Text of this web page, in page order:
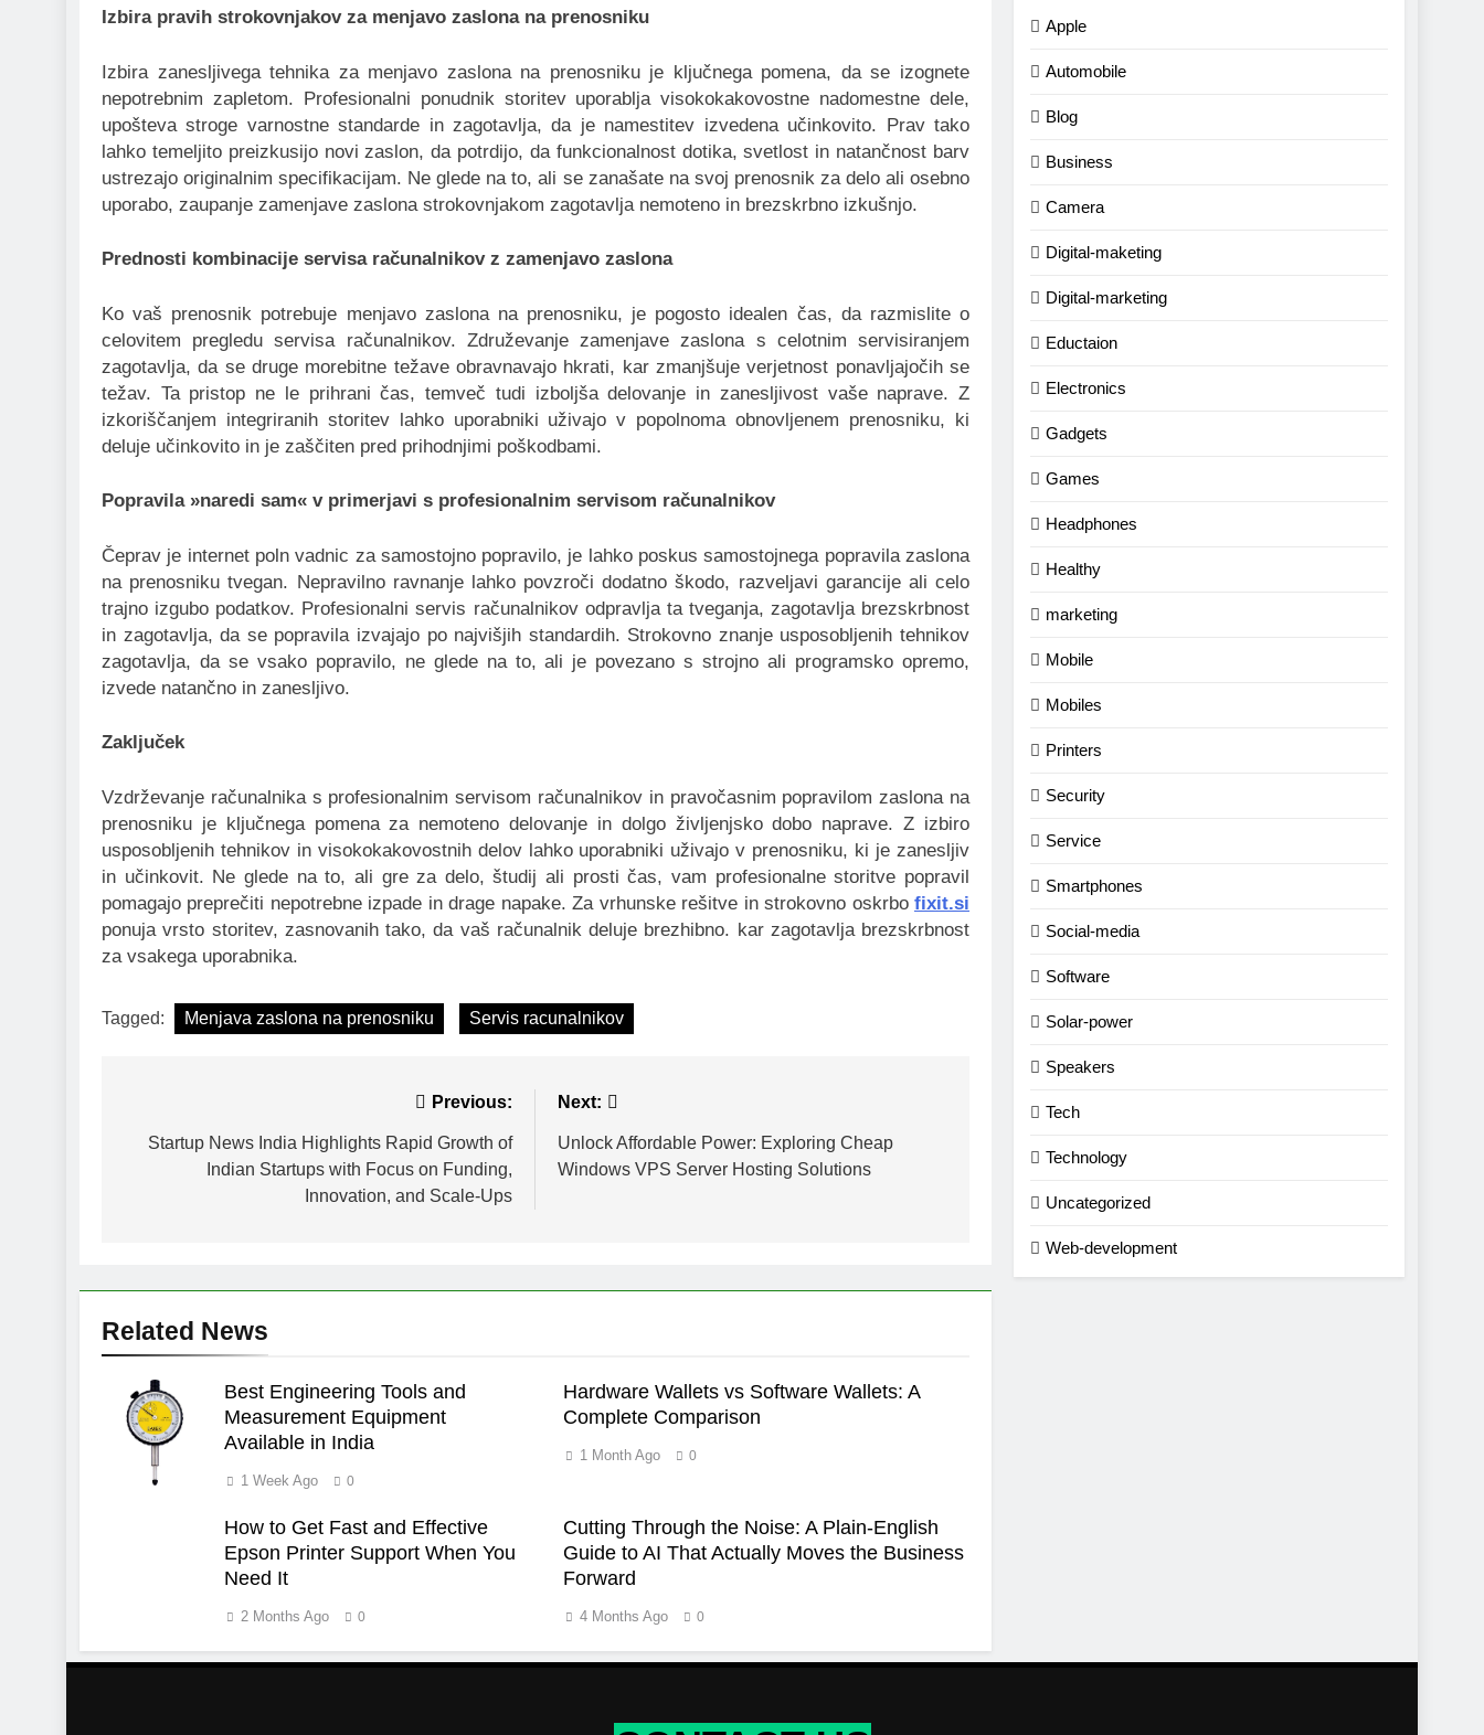
Izbira pravih strokovnjakov za menjavo zaslona na prenosniku
Izbira zanesljivega tehnika za menjavo zaslona na prenosniku je ključnega pomena, da se izognete
nepotrebnim zapletom. Profesionalni ponudnik storitev uporablja visokokakovostne nadomestne dele,
upošteva stroge varnostne standarde in zagotavlja, da je namestitev izvedena učinkovito. Prav tako
lahko temeljito preizkusijo novi zaslon, da potrdijo, da funkcionalnost dotika, svetlost in natančnost barv
ustrezajo originalnim specifikacijam. Ne glede na to, ali se zanašate na svoj prenosnik za delo ali osebno
uporabo, zaupanje zamenjave zaslona strokovnjakom zagotavlja nemoteno in brezskrbno izkušnjo.
Prednosti kombinacije servisa računalnikov z zamenjavo zaslona
Ko vaš prenosnik potrebuje menjavo zaslona na prenosniku, je pogosto idealen čas, da razmislite o
celovitem pregledu servisa računalnikov. Združevanje zamenjave zaslona s celotnim servisiranjem
zagotavlja, da se druge morebitne težave obravnavajo hkrati, kar zmanjšuje verjetnost ponavljajočih se
težav. Ta pristop ne le prihrani čas, temveč tudi izboljša delovanje in zanesljivost vaše naprave. Z
izkoriščanjem integriranih storitev lahko uporabniki uživajo v popolnoma obnovljenem prenosniku, ki
deluje učinkovito in je zaščiten pred prihodnjimi poškodbami.
Popravila »naredi sam« v primerjavi s profesionalnim servisom računalnikov
Čeprav je internet poln vadnic za samostojno popravilo, je lahko poskus samostojnega popravila zaslona
na prenosniku tvegan. Nepravilno ravnanje lahko povzroči dodatno škodo, razveljavi garancije ali celo
trajno izgubo podatkov. Profesionalni servis računalnikov odpravlja ta tveganja, zagotavlja brezskrbnost
in zagotavlja, da se popravila izvajajo po najvišjih standardih. Strokovno znanje usposobljenih tehnikov
zagotavlja, da se vsako popravilo, ne glede na to, ali je povezano s strojno ali programsko opremo,
izvede natančno in zanesljivo.
Zaključek
Vzdrževanje računalnika s profesionalnim servisom računalnikov in pravočasnim popravilom zaslona na
prenosniku je ključnega pomena za nemoteno delovanje in dolgo življenjsko dobo naprave. Z izbiro
usposobljenih tehnikov in visokokakovostnih delov lahko uporabniki uživajo v prenosniku, ki je zanesljiv
in učinkovit. Ne glede na to, ali gre za delo, študij ali prosti čas, vam profesionalne storitve popravil
pomagajo preprečiti nepotrebne izpade in drage napake. Za vrhunske rešitve in strokovno oskrbo fixit.si
ponuja vrsto storitev, zasnovanih tako, da vaš računalnik deluje brezhibno. kar zagotavlja brezskrbnost
za vsakega uporabnika.
Tagged: Menjava zaslona na prenosniku Servis racunalnikov
navigation
Previous:
Startup News India Highlights Rapid Growth of
Indian Startups with Focus on Funding,
Innovation, and Scale-Ups
Next:
Unlock Affordable Power: Exploring Cheap
Windows VPS Server Hosting Solutions
Related News
Best Engineering Tools and
Measurement Equipment
Available in India
1 Week Ago 0
Hardware Wallets vs Software Wallets: A
Complete Comparison
1 Month Ago 0
How to Get Fast and Effective
Epson Printer Support When You
Need It
2 Months Ago 0
Cutting Through the Noise: A Plain-English
Guide to AI That Actually Moves the Business
Forward
4 Months Ago 0
Apple
Automobile
Blog
Business
Camera
Digital-maketing
Digital-marketing
Eductaion
Electronics
Gadgets
Games
Headphones
Healthy
marketing
Mobile
Mobiles
Printers
Security
Service
Smartphones
Social-media
Software
Solar-power
Speakers
Tech
Technology
Uncategorized
Web-development